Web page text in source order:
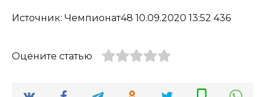
Источник: Чемпионат48 10.09.2020 13:52 436
Оцените статью